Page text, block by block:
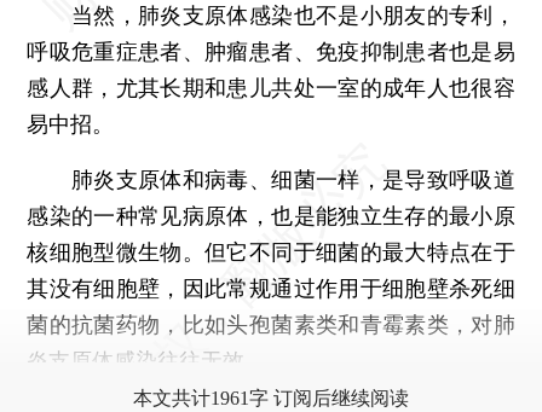
当然，肺炎支原体感染也不是小朋友的专利，
呼吸危重症患者、肿瘤患者、免疫抑制患者也是易
感人群，尤其长期和患儿共处一室的成年人也很容
易中招。
肺炎支原体和病毒、细菌一样，是导致呼吸道
感染的一种常见病原体，也是能独立生存的最小原
核细胞型微生物。但它不同于细菌的最大特点在于
其没有细胞壁，因此常规通过作用于细胞壁杀死细
菌的抗菌药物，比如头孢菌素类和青霉素类，对肺
炎支原体感染往往无效。
本文共计1961字 订阅后继续阅读